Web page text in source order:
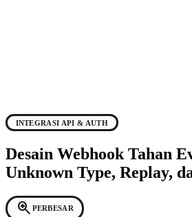
INTEGRASI API & AUTH
Desain Webhook Tahan
Unknown Type, Replay,
zoom_in PERBESAR